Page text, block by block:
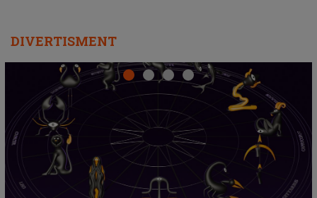
DIVERTISMENT